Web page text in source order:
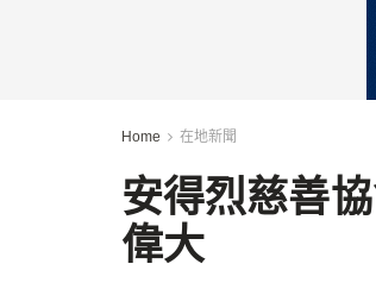
Home 在地新聞
安得烈慈善
偉大